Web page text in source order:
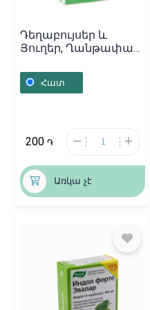
Դեղաբույսեր և
Յուղեր, Ղանթափար
Հատ
200 ֏
Առկա չէ